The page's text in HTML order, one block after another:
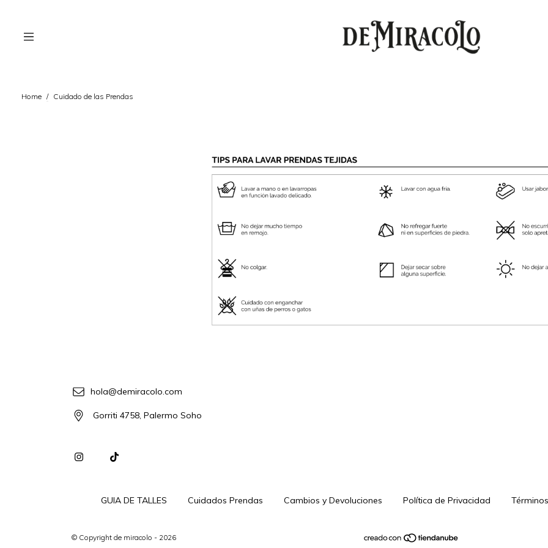
Home / Cuidado de las Prendas
hola@demiracolo.com
Gorriti 4758, Palermo Soho
GUIA DE TALLES Cuidados Prendas Cambios y Devoluciones Política de Privacidad
© Copyright de miracolo - 2026